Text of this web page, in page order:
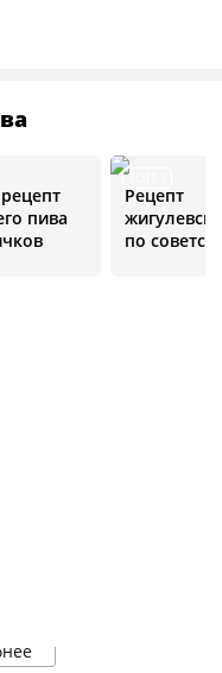
пива
ТОП 3
Рецепт
по